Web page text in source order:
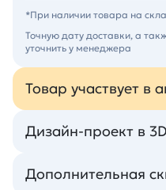
*При наличии товара на
Точную дату доставки, а
уточнить у менеджера
Товар участвует в
Дизайн-проект в
Дополнительная